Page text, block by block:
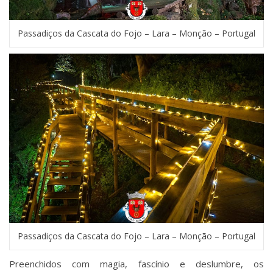
Passadiços da Cascata do Fojo – Lara – Monção – Portugal
Passadiços da Cascata do Fojo – Lara – Monção – Portugal
Preenchidos com magia, fascínio e deslumbre, os